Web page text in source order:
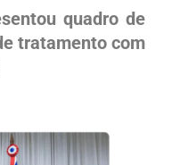
quadro de
tratamento com